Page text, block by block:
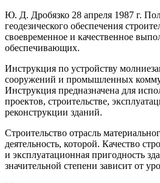
Ю. Д. Дробязко 28 апреля 1987 г.
геодезического обеспечения
своевременное и качественное
обеспечивающих.
Инструкция по устройству
сооружений и промышленных
Инструкция предназначена для
проектов, строительстве,
реконструкции зданий.
Строительство отрасль
деятельность, которой. Качество
и эксплуатационная пригодность
значительной степени зависит от